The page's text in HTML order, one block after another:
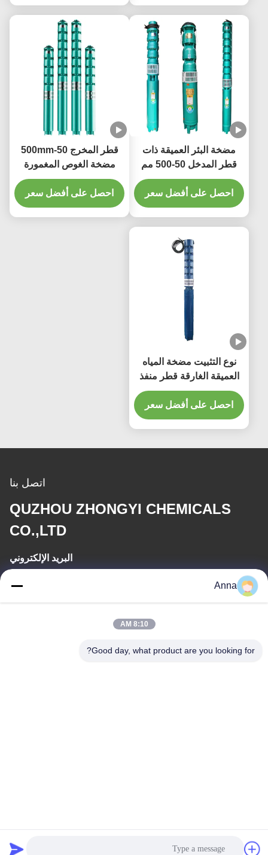
مضخة البئر العميقة ذات
قطر المدخل 50-500 مم
للسيارات النحاسية 100%
لإصلاح نظام إمدادات المياه
السكني
احصل على أفضل سعر
قطر المخرج 50-500mm
مضخة الغوص المغمورة
مصدر الطاقة الكهربائية
الأداء العالي
احصل على أفضل سعر
نوع التثبيت مضخة المياه
العميقة الغارقة قطر منفذ
50-500mm
احصل على أفضل سعر
اتصل بنا
QUZHOU ZHONGYI CHEMICALS
CO.,LTD
البريد الإلكتروني
wfmbeide@163.com
سياسة الخصوصية
Anna
8:10 AM
Good day, what product are you looking for?